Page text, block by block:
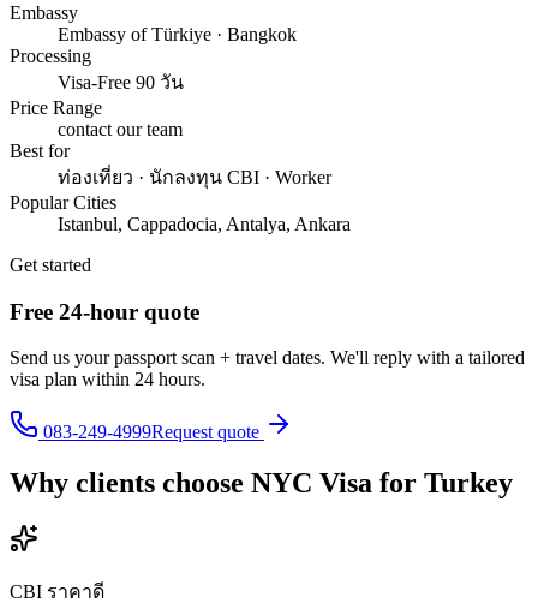
Embassy
Embassy of Türkiye · Bangkok
Processing
Visa-Free 90 วัน
Price Range
contact our team
Best for
ท่องเที่ยว · นักลงทุน CBI · Worker
Popular Cities
Istanbul, Cappadocia, Antalya, Ankara
Get started
Free 24-hour quote
Send us your passport scan + travel dates. We'll reply with a tailored
visa plan within 24 hours.
083-249-4999Request quote
Why clients choose NYC Visa for Turkey
CBI ราคาดี